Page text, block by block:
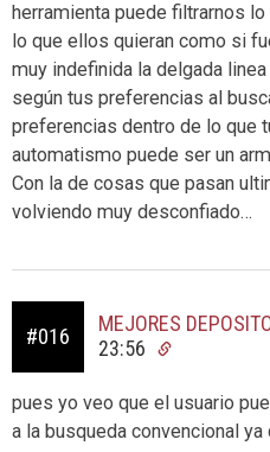
herramienta puede filtrarnos
lo que ellos quieran como si
muy indefinida la delgada
según tus preferencias al
preferencias dentro de lo que
automatismo puede ser un
Con la de cosas que pasan
volviendo muy desconfiado…
#016
MEJORES
23:56
pues yo veo que el usuario
a la busqueda convencional